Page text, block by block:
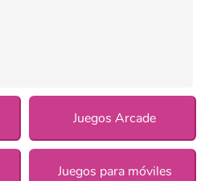
Juegos Arcade
Juegos para móviles